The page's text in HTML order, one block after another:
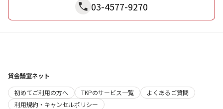
03-4577-9270
貸会議室ネット
初めてご利用の方へ
TKPのサービス一覧
よくあるご質問
利用規約・キャンセルポリシー